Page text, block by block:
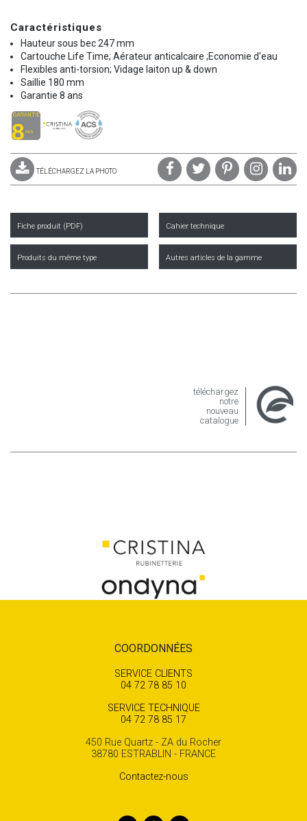
Caractéristiques
Hauteur sous bec 247 mm
Cartouche Life Time; Aérateur anticalcaire ;Economie d'eau
Flexibles anti-torsion; Vidage laiton up & down
Saillie 180 mm
Garantie 8 ans
TÉLÉCHARGEZ LA PHOTO
Fiche produit (PDF) Cahier technique
Produits du même type Autres articles de la gamme
téléchargez
notre
nouveau
catalogue
COORDONNÉES
SERVICE CLIENTS
04 72 78 85 10
SERVICE TECHNIQUE
04 72 78 85 17
450 Rue Quartz - ZA du Rocher
38780 ESTRABLIN - FRANCE
Contactez-nous